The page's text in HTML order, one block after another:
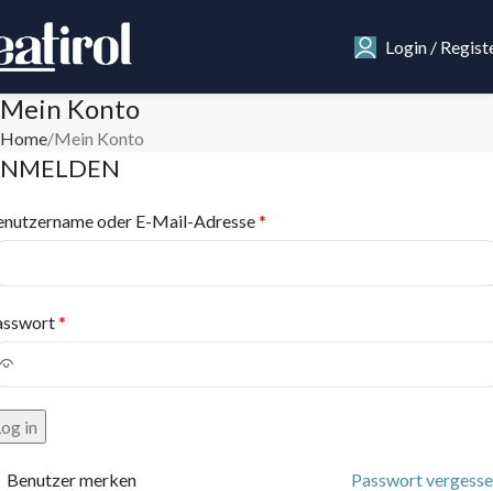
Login /
Mein Konto
Home Mein Konto
oder E-Mail-Adresse*
*
in
Passwort
Benutzer merken